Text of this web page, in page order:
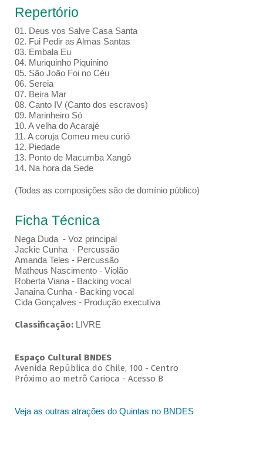
Repertório
01. Deus vos Salve Casa Santa
02. Fui Pedir as Almas Santas
03. Embala Eu
04. Muriquinho Piquinino
05. São João Foi no Céu
06. Sereia
07. Beira Mar
08. Canto IV (Canto dos escravos)
09. Marinheiro Só
10. A velha do Acarajé
11. A coruja Comeu meu curió
12. Piedade
13. Ponto de Macumba Xangô
14. Na hora da Sede
(Todas as composições são de domínio público)
Ficha Técnica
Nega Duda - Voz principal
Jackie Cunha - Percussão
Amanda Teles - Percussão
Matheus Nascimento - Violão
Roberta Viana - Backing vocal
Janaina Cunha - Backing vocal
Cida Gonçalves - Produção executiva
Classificação: LIVRE
Espaço Cultural BNDES
Avenida República do Chile, 100 - Centro
Próximo ao metrô Carioca - Acesso B
Veja as outras atrações do Quintas no BNDES